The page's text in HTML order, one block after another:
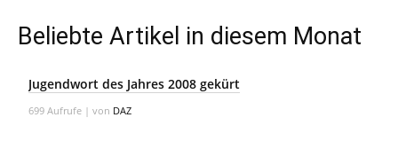
Beliebte Artikel in diesem Monat
Jugendwort des Jahres 2008 gekürt
699 Aufrufe | von DAZ